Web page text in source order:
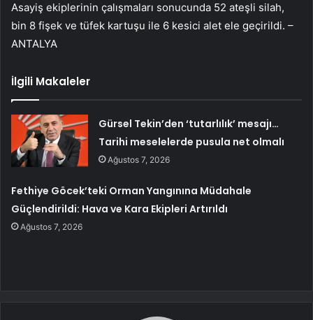
Asayiş ekiplerinin çalışmaları sonucunda 52 ateşli silah,
bin 8 fişek ve tüfek kartuşu ile 6 kesici alet ele geçirildi. –
ANTALYA
İlgili Makaleler
Gürsel Tekin’den ‘tutarlılık’ mesajı…
Tarihi meselelerde pusula net olmalı
Ağustos 7, 2026
Fethiye Göcek’teki Orman Yangınına Müdahale
Güçlendirildi: Hava ve Kara Ekipleri Artırıldı
Ağustos 7, 2026